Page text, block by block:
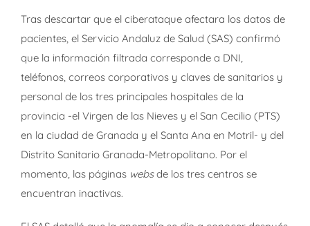
Tras descartar que el ciberataque afectara los datos de
pacientes, el Servicio Andaluz de Salud (SAS) confirmó
que la información filtrada corresponde a DNI,
teléfonos, correos corporativos y claves de sanitarios y
personal de los tres principales hospitales de la
provincia -el Virgen de las Nieves y el San Cecilio (PTS)
en la ciudad de Granada y el Santa Ana en Motril- y del
Distrito Sanitario Granada-Metropolitano. Por el
momento, las páginas websde los tres centros se
encuentran inactivas.